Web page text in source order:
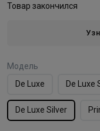
Товар закончился
Модель
De Luxe
De Luxe
De Luxe Silver